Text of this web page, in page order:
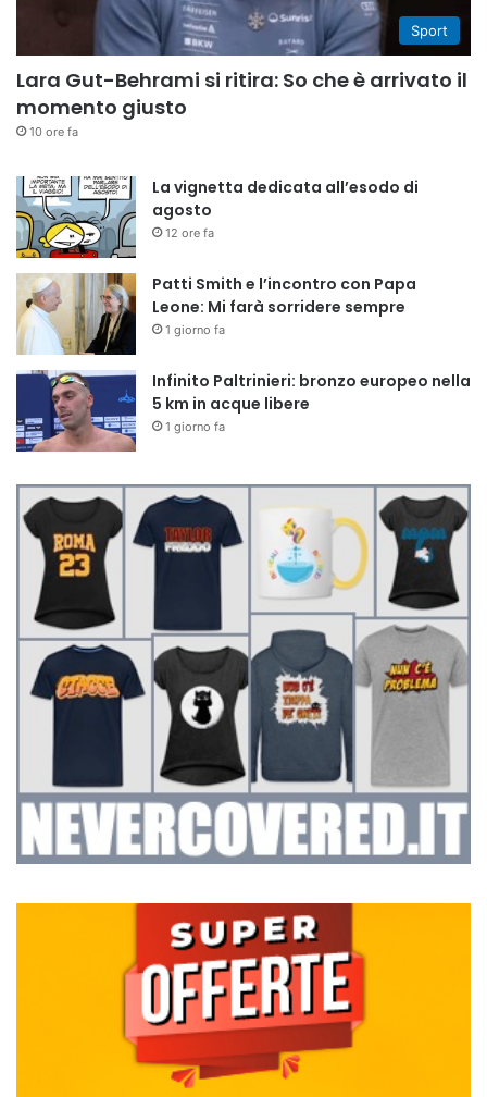
Sport
Lara Gut-Behrami si ritira: So che è arrivato il
momento giusto
10 ore fa
La vignetta dedicata all’esodo di
agosto
12 ore fa
Patti Smith e l’incontro con Papa
Leone: Mi farà sorridere sempre
1 giorno fa
Infinito Paltrinieri: bronzo europeo nella
5 km in acque libere
1 giorno fa